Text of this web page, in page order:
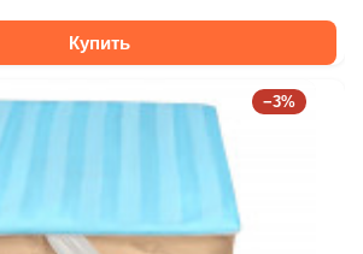
Купить
−3%